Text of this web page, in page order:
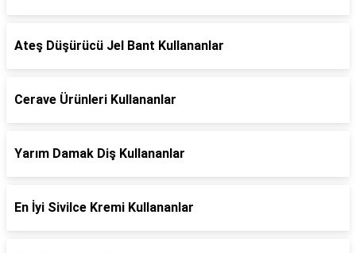
Ateş Düşürücü Jel Bant Kullananlar
Cerave Ürünleri Kullananlar
Yarım Damak Diş Kullananlar
En İyi Sivilce Kremi Kullananlar